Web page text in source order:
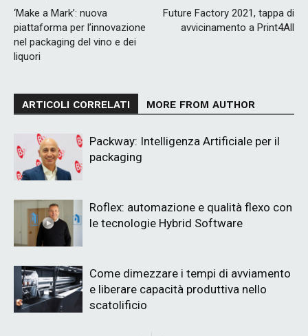
‘Make a Mark’: nuova
piattaforma per l’innovazione
nel packaging del vino e dei
liquori
Future Factory 2021, tappa di
avvicinamento a Print4All
ARTICOLI CORRELATI MORE FROM AUTHOR
Packway: Intelligenza Artificiale per il
packaging
Roflex: automazione e qualità flexo con
le tecnologie Hybrid Software
Come dimezzare i tempi di avviamento
e liberare capacità produttiva nello
scatolificio